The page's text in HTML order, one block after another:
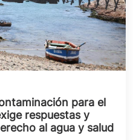
para el
respuestas y
al agua y salud